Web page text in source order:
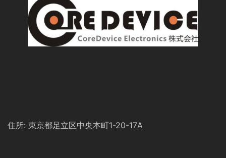
住所: 東京都足立区中央本町1-20-17A